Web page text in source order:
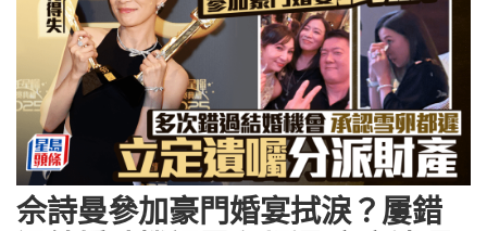
佘詩曼參加豪門婚宴拭淚？屢錯